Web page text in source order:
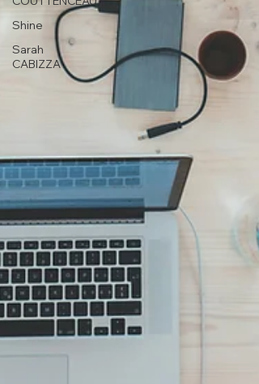
Shine
Sarah
CABIZZA